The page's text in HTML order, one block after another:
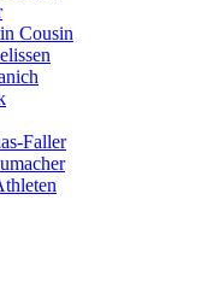
Cousin
Faller